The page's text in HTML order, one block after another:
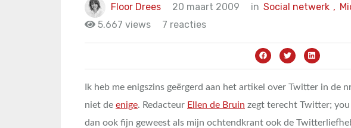
Floor Drees 20 maart 2009 in Social netwerk ,
5.667 views
7 reacties
Ik heb me enigszins geërgerd aan het artikel over Twitter in de
niet de enige. Redacteur Ellen de Bruin zegt terecht Twitter;
dan ook fijn geweest als mijn ochtendkrant ook de